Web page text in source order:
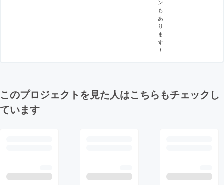
ン
も
あ
り
ま
す
！
このプロジェクトを見た人はこちらもチェックし
ています